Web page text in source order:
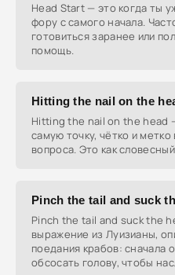
Head Start — это когда ты
фору с самого начала.
готовиться заранее или
помощь.
Hitting the nail on the
Hitting the nail on the head
самую точку, чётко и
вопроса. Это как
Pinch the tail and suck
Pinch the tail and suck the
выражение из Луизианы,
поедания крабов: сначала
обсосать голову, чтобы